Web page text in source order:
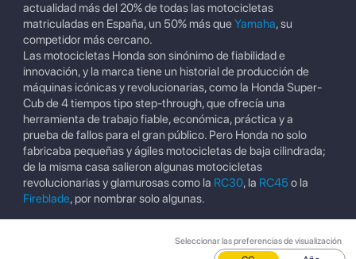
actualidad más del 20% de todas las motocicletas
matriculadas en España, un 50% más que Yamaha, su
competidor más cercano.
Las motocicletas Honda son sinónimo de fiabilidad e
innovación, y la marca tiene un historial de producción de
máquinas icónicas y revolucionarias, como la Honda Super-
Cub de 4 tiempos tipo step-through, que ofrecía una
herramienta de trabajo fiable, económica, práctica y a
prueba de fallos para el gran público. Pero Honda no solo
fabricaba pequeñas y ágiles motocicletas de baja cilindrada;
de la misma casa salieron algunas motocicletas
revolucionarias y glamurosas como la RC30, la RC45o la
Fireblade, por nombrar solo algunas.
Seleccionar las preferencias de visualización